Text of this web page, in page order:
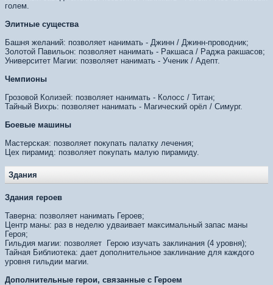
голем.
Элитные существа
Башня желаний: позволяет нанимать - Джинн / Джинн-проводник;
Золотой Павильон: позволяет нанимать - Ракшаса / Раджа ракшасов;
Университет Магии: позволяет нанимать - Ученик / Адепт.
Чемпионы
Грозовой Колизей: позволяет нанимать - Колосс / Титан;
Тайный Вихрь: позволяет нанимать - Магический орёл / Симург.
Боевые машины
Мастерская: позволяет покупать палатку лечения;
Цех пирамид: позволяет покупать малую пирамиду.
Здания
Здания героев
Таверна: позволяет нанимать Героев;
Центр маны: раз в неделю удваивает максимальный запас маны
Героя;
Гильдия магии: позволяет Герою изучать заклинания (4 уровня);
Тайная Библиотека: дает дополнительное заклинание для каждого
уровня гильдии магии.
Дополнительные герои, связанные с Героем